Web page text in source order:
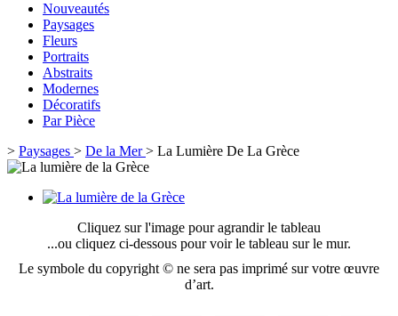
Nouveautés
Paysages
Fleurs
Portraits
Abstraits
Modernes
Décoratifs
Par Pièce
> Paysages > De la Mer> La Lumière De La Grèce
Cliquez sur l'image pour agrandir le tableau
...ou cliquez ci-dessous pour voir le tableau sur le mur.
Le symbole du copyright © ne sera pas imprimé sur votre œuvre
d’art.